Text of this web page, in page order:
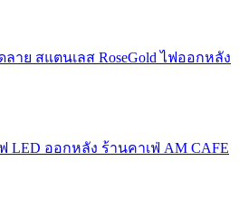
ลาย สแตนเลส RoseGold ไฟออกหลัง
LED ออกหลัง ร้านคาเฟ่ AM CAFE